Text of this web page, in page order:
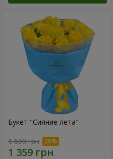
Букет "Сияние лета"
1 699 грн